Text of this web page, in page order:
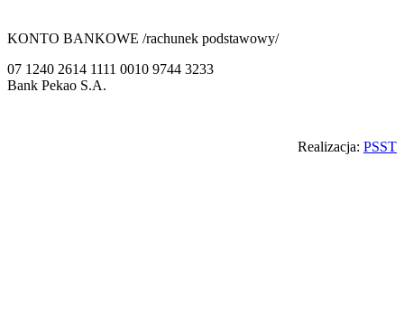
KONTO BANKOWE /rachunek podstawowy/
07 1240 2614 1111 0010 9744 3233
Bank Pekao S.A.
Realizacja: PSST